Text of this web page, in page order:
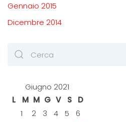
Gennaio 2015
Dicembre 2014
Giugno 2021
L
M M G V S
D
1
2 3 4 5
6